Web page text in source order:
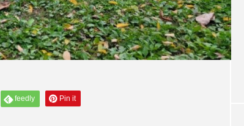
feedly Pin it
ヶ浦
大好き
ドッグカフェ
2024.閉店【京都市左京区】MARCO&SAR
A(マルコ＆サラ)「犬もOKの南禅寺&ミニ